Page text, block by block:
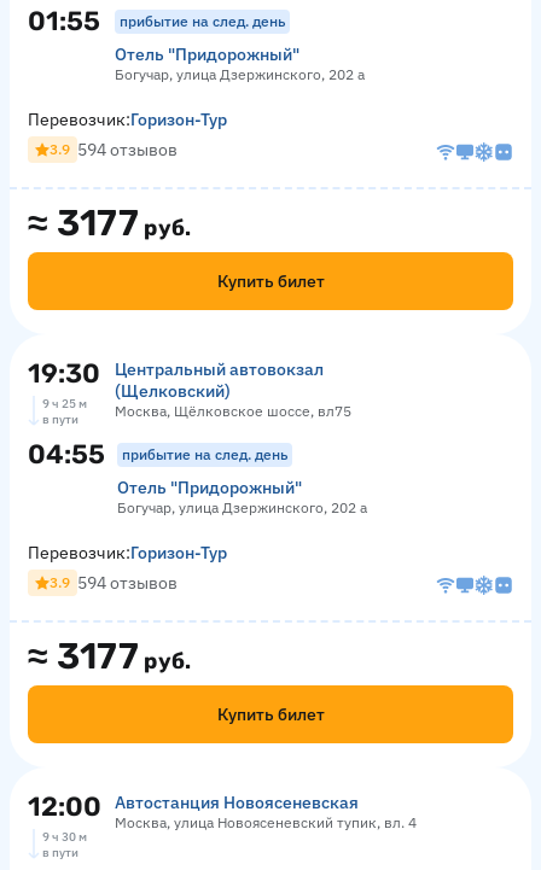
01:55 прибытие на след. день
Отель "Придорожный"
Богучар, улица Дзержинского, 202 а
≈ 3177 руб.
Купить билет
Перевозчик:Горизон-Тур
3.9 594 отзывов
19:30
Центральный автовокзал
(Щелковский)
Москва, Щёлковское шоссе, вл75
9 ч 25 м
в пути
04:55 прибытие на след. день
Отель "Придорожный"
Богучар, улица Дзержинского, 202 а
≈ 3177 руб.
Купить билет
Перевозчик:Горизон-Тур
3.9 594 отзывов
12:00 Автостанция Новоясеневская
Москва, улица Новоясеневский тупик, вл. 4
9 ч 30 м
в пути